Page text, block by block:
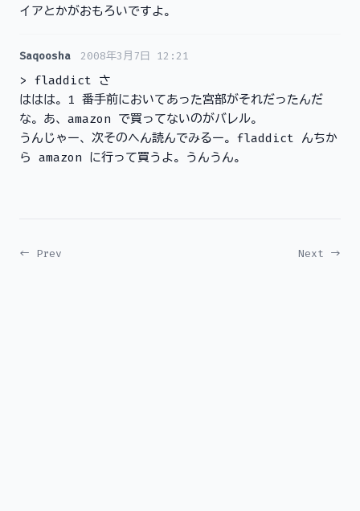
イアとかがおもろいですよ。
Saqoosha 2008年3月7日 12:21
> fladdict さ
ははは。1 番手前においてあった宮部がそれだったんだ
な。あ、amazon で買ってないのがバレル。
うんじゃー、次そのへん読んでみるー。fladdict んちか
ら amazon に行って買うよ。うんうん。
← Prev Next →